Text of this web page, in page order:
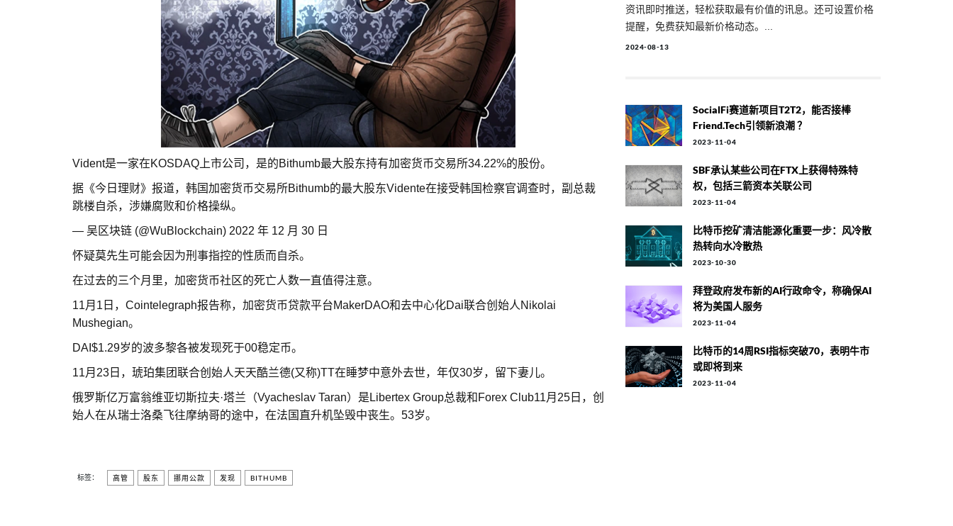
Vident是一家在KOSDAQ上市公司，是的Bithumb最大股东持有加密货币交易所34.22%的股份。
据《今日理财》报道，韩国加密货币交易所Bithumb的最大股东Vidente在接受韩国检察官调查时，副总裁
跳楼自杀，涉嫌腐败和价格操纵。
— 吴区块链 (@WuBlockchain) 2022 年 12 月 30 日
怀疑莫先生可能会因为刑事指控的性质而自杀。
在过去的三个月里，加密货币社区的死亡人数一直值得注意。
11月1日，Cointelegraph报告称，加密货币贷款平台MakerDAO和去中心化Dai联合创始人Nikolai
Mushegian。
DAI$1.29岁的波多黎各被发现死于00稳定币。
11月23日，琥珀集团联合创始人天天酷兰德(又称)TT在睡梦中意外去世，年仅30岁，留下妻儿。
俄罗斯亿万富翁维亚切斯拉夫·塔兰（Vyacheslav Taran）是Libertex Group总裁和Forex Club11月25日，创
始人在从瑞士洛桑飞往摩纳哥的途中，在法国直升机坠毁中丧生。53岁。
标签： 高管 股东 挪用公款 发现 BITHUMB
资讯即时推送，轻松获取最有价值的讯息。还可设置价格
提醒，免费获知最新价格动态。...
2024-08-13
SocialFi赛道新项目T2T2，能否接棒
Friend.tech引领新浪潮 ？
2023-11-04
SBF承认某些公司在FTX上获得特殊特
权，包括三箭资本关联公司
2023-11-04
比特币挖矿清洁能源化重要一步：风冷散
热转向水冷散热
2023-10-30
拜登政府发布新的AI行政命令，称确保AI
将为美国人服务
2023-11-04
比特币的14周RSI指标突破70，表明牛市
或即将到来
2023-11-04